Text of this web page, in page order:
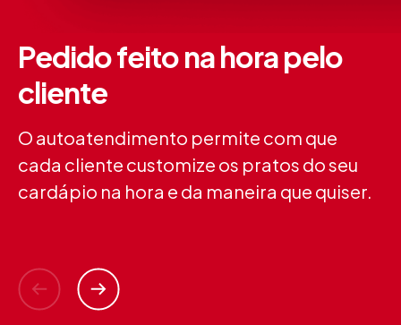
Pedido feito na hora pelo
cliente
O autoatendimento permite com que
cada cliente customize os pratos do seu
cardápio na hora e da maneira que quiser.